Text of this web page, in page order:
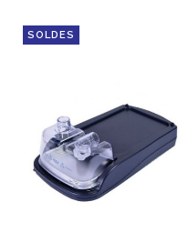
SOLDES